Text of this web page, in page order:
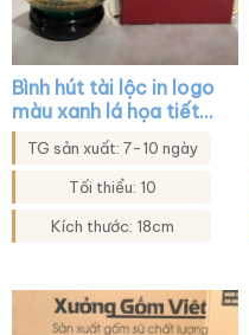
Bình hút tài lộc in logo
màu xanh lá họa tiết
thuyền buồm in decal
vàng XG-BHL35
TG sản xuất: 7-10 ngày
Tối thiểu: 10
Kích thước: 18cm